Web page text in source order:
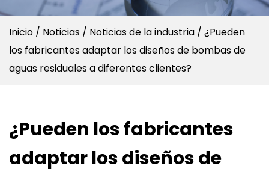
Inicio / Noticias / Noticias de la industria / ¿Pueden
los fabricantes adaptar los diseños de bombas de
aguas residuales a diferentes clientes?
¿Pueden los fabricantes
adaptar los diseños de